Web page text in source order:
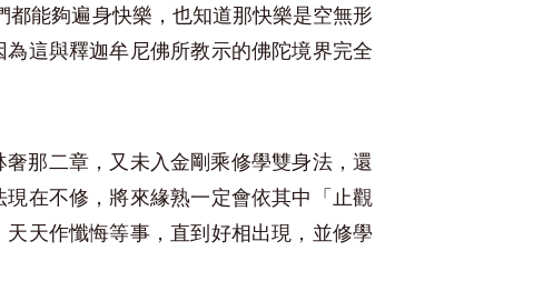
能夠遍身快樂，也知道那快樂是空無形
這與釋迦牟尼佛所教示的佛陀境界完全
那二章，又未入金剛乘修學雙身法，還
在不修，將來緣熟一定會依其中「止觀
天作懺悔等事，直到好相出現，並修學